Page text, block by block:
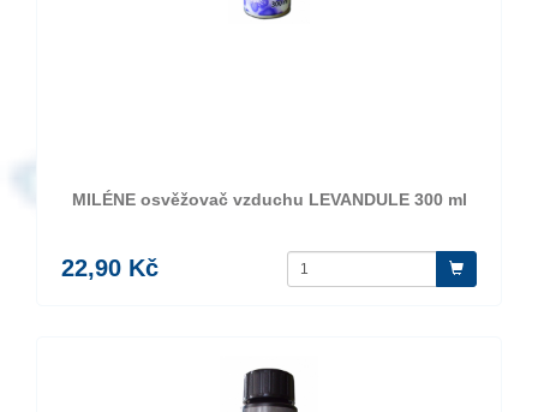
MILÉNE osvěžovač vzduchu LEVANDULE 300 ml
22,90 Kč